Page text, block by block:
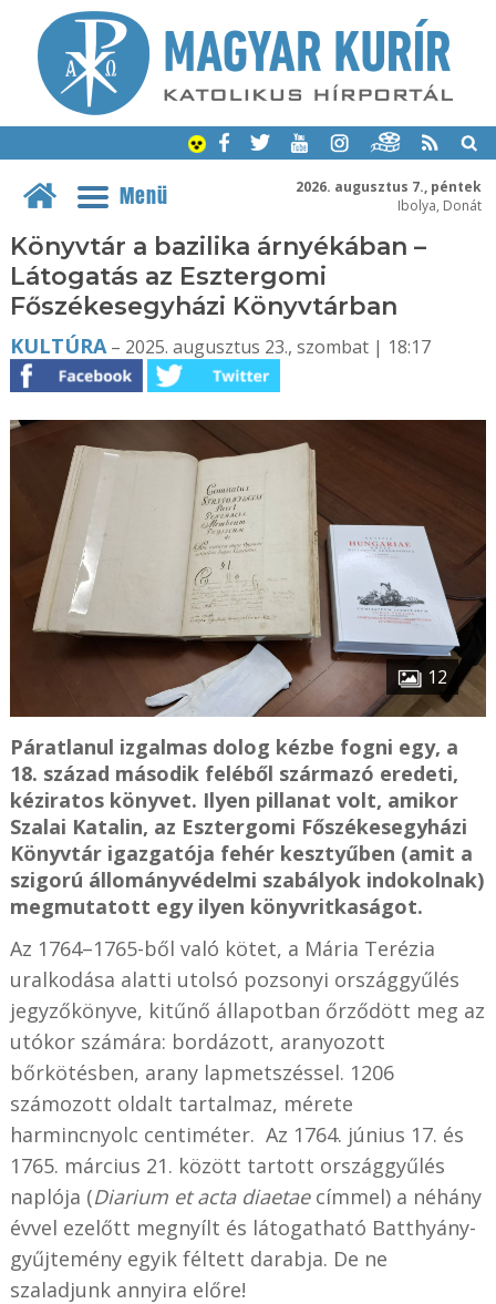
2026. augusztus 7., péntek
Ibolya, Donát
Menü
Könyvtár a bazilika árnyékában –
Látogatás az Esztergomi
Főszékesegyházi Könyvtárban
KULTÚRA– 2025. augusztus 23., szombat | 18:17
12
Páratlanul izgalmas dolog kézbe fogni egy, a
18. század második feléből származó eredeti,
kéziratos könyvet. Ilyen pillanat volt, amikor
Szalai Katalin, az Esztergomi Főszékesegyházi
Könyvtár igazgatója fehér kesztyűben (amit a
szigorú állományvédelmi szabályok indokolnak)
megmutatott egy ilyen könyvritkaságot.
Az 1764–1765-ből való kötet, a Mária Terézia
uralkodása alatti utolsó pozsonyi országgyűlés
jegyzőkönyve, kitűnő állapotban őrződött meg az
utókor számára: bordázott, aranyozott
bőrkötésben, arany lapmetszéssel. 1206
számozott oldalt tartalmaz, mérete
harmincnyolc centiméter. Az 1764. június 17. és
1765. március 21. között tartott országgyűlés
naplója (Diarium et acta diaetae címmel) a néhány
évvel ezelőtt megnyílt és látogatható Batthyány-
gyűjtemény egyik féltett darabja. De ne
szaladjunk annyira előre!